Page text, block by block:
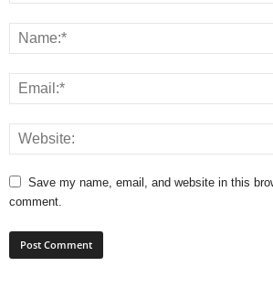
Save my name, email, and website in this
comment.